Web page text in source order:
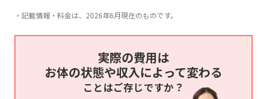
・記載情報・料金は、2026年6月現在のものです。
実際の費用は
お体の状態や収入によって変わる
ことはご存じですか？